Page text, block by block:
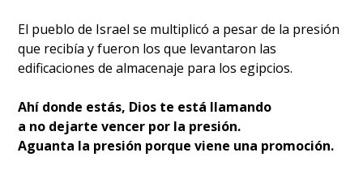
El pueblo de Israel se multiplicó a pesar de la presión
que recibía y fueron los que levantaron las
edificaciones de almacenaje para los egipcios.
Ahí donde estás, Dios te está llamando
a no dejarte vencer por la presión.
Aguanta la presión porque viene una promoción.